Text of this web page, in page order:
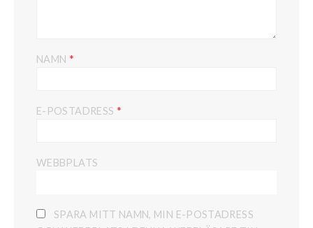
NAMN *
E-POSTADRESS *
WEBBPLATS
SPARA MITT NAMN, MIN E-POSTADRESS